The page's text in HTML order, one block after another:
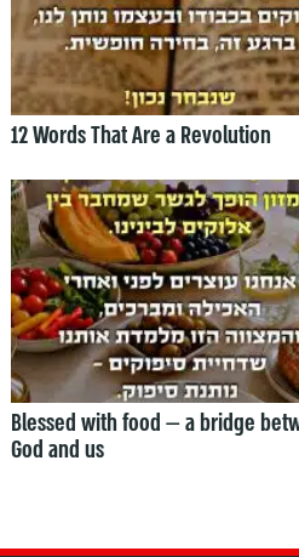
12 Words That Are a Revolution
Blessed with food — a bridge
God and us